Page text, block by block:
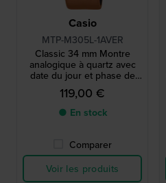
Casio
MTP-M305L-1AVER
Classic 34 mm Montre
analogique à quartz avec
date du jour et phase de
lune
119,00 €
● En stock
Comparer
Voir les produits